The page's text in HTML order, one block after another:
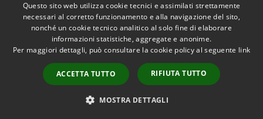
Accessibilità
Copyright © 2026 • Comune di
Rosate • Powered by
Municipium•
Accesso
redazione
Questo sito web utilizza cookie tecnici e assimilati strettamente
necessari al corretto funzionamento e alla navigazione del sito,
nonché un cookie tecnico analitico al solo fine di elaborare
informazioni statistiche, aggregate e anonime.
Per maggiori dettagli, può consultare la cookie policy al seguente link
ACCETTA TUTTO RIFIUTA TUTTO
MOSTRA DETTAGLI